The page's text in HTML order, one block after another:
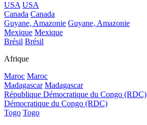
USA USA
Canada Canada
Guyane, Amazonie Guyane, Amazonie
Mexique Mexique
Brésil Brésil
Afrique
Maroc Maroc
Madagascar Madagascar
République Démocratique du Congo (RDC)
Démocratique du Congo (RDC)
Togo Togo